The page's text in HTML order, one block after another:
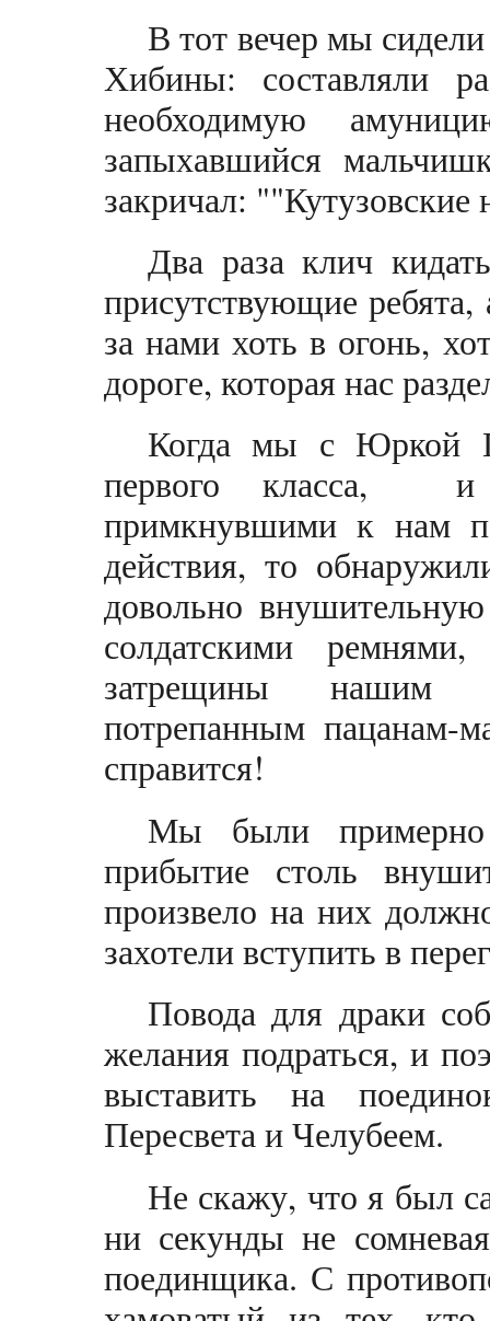
В тот вечер мы
Хибины: составляли
необходимую
запыхавшийся
закричал:
Два раза клич
присутствующие
за нами хоть в огонь,
дороге, которая нас
Когда мы с Юркой
первого класса, и
примкнувшими к нам
действия, то
довольно
солдатскими
затрещины нашим
потрепанным пацанам-
справится!
Мы были
прибытие столь
произвело на них
захотели вступить в
Повода для драки
желания подраться, и
выставить на
Пересвета и Челубеем.
Не скажу, что я был
ни секунды не
поединщика. С